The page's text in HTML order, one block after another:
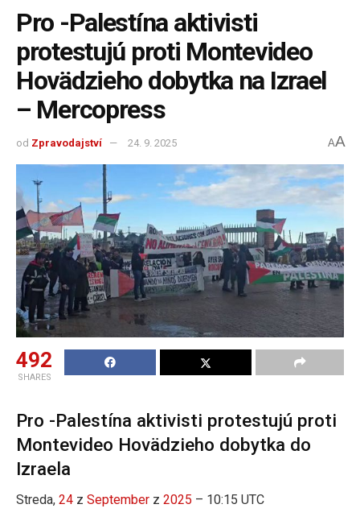
Pro -Palestína aktivisti
protestujú proti Montevideo
Hovädzieho dobytka na Izrael
– Mercopress
od Zpravodajství 24. 9. 2025 AA
492
SHARES
Pro -Palestína aktivisti protestujú proti
Montevideo Hovädzieho dobytka do
Izraela
Streda, 24 z September z 2025 – 10:15 UTC